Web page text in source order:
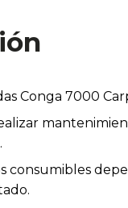
Conga 7000
consumibles